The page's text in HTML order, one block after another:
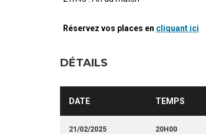
Réservez vos places en cliquant ici
DÉTAILS
DATE TEMPS
21/02/2025 20H00